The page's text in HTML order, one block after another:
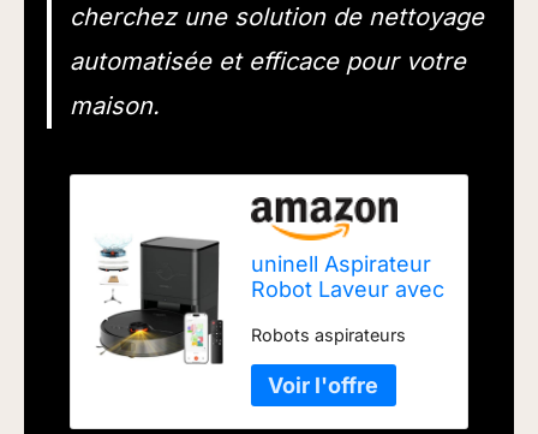
cherchez une solution de nettoyage
automatisée et efficace pour votre
maison.
uninell Aspirateur
Robot Laveur avec
Robots aspirateurs